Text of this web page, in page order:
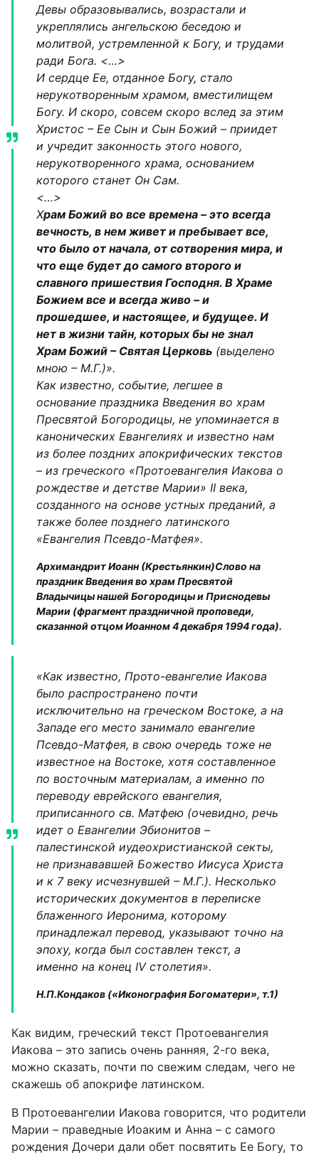
Девы образовывались, возрастали и
укреплялись ангельскою беседою и
молитвой, устремленной к Богу, и трудами
ради Бога. <…>
И сердце Ее, отданное Богу, стало
нерукотворенным храмом, вместилищем
Богу. И скоро, совсем скоро вслед за этим
Христос – Ее Сын и Сын Божий – приидет
и учредит законность этого нового,
нерукотворенного храма, основанием
которого станет Он Сам.
<…>
Храм Божий во все времена – это всегда
вечность, в нем живет и пребывает все,
что было от начала, от сотворения мира, и
что еще будет до самого второго и
славного пришествия Господня. В Храме
Божием все и всегда живо – и
прошедшее, и настоящее, и будущее. И
нет в жизни тайн, которых бы не знал
Храм Божий – Святая Церковь (выделено
мною – М.Г.)».
Как известно, событие, легшее в
основание праздника Введения во храм
Пресвятой Богородицы, не упоминается в
канонических Евангелиях и известно нам
из более поздних апокрифических текстов
– из греческого «Протоевангелия Иакова о
рождестве и детстве Марии» II века,
созданного на основе устных преданий, а
также более позднего латинского
«Евангелия Псевдо-Матфея».
Архимандрит Иоанн (Крестьянкин)Слово на
праздник Введения во храм Пресвятой
Владычицы нашей Богородицы и Приснодевы
Марии (фрагмент праздничной проповеди,
сказанной отцом Иоанном 4 декабря 1994 года).
«Как известно, Прото-евангелие Иакова
было распространено почти
исключительно на греческом Востоке, а на
Западе его место занимало евангелие
Псевдо-Матфея, в свою очередь тоже не
известное на Востоке, хотя составленное
по восточным материалам, а именно по
переводу еврейского евангелия,
приписанного св. Матфею (очевидно, речь
идет о Евангелии Эбионитов –
палестинской иудеохристианской секты,
не признававшей Божество Иисуса Христа
и к 7 веку исчезнувшей – М.Г.). Несколько
исторических документов в переписке
блаженного Иеронима, которому
принадлежал перевод, указывают точно на
эпоху, когда был составлен текст, а
именно на конец IV столетия».
Н.П.Кондаков («Иконография Богоматери», т.1)
Как видим, греческий текст Протоевангелия
Иакова – это запись очень ранняя, 2-го века,
можно сказать, почти по свежим следам, чего не
скажешь об апокрифе латинском.
В Протоевангелии Иакова говорится, что родители
Марии – праведные Иоаким и Анна – с самого
рождения Дочери дали обет посвятить Ее Богу, то